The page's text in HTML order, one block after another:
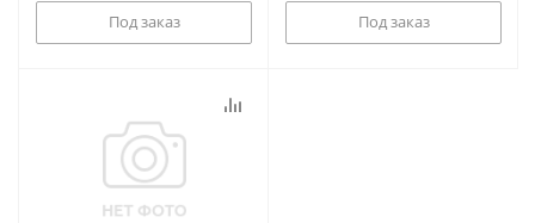
Под заказ Под заказ